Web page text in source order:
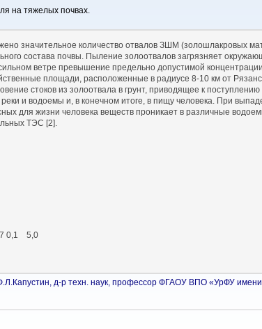
на тяжелых почвах.
значительное количество отвалов ЗШМ (золошлакровых
состава почвы. Пыление золоотвалов загрязняет
ветре превышение предельно допустимой
площади, расположенные в радиусе 8-10 км от
стоков из золоотвала в грунт, приводящее к
и водоемы и, в конечном итоге, в пищу человека. При
для жизни человека веществ проникает в различные
ТЭС [2].
0,1 5,0
д-р техн. наук, профессор ФГАОУ ВПО «УрФУ